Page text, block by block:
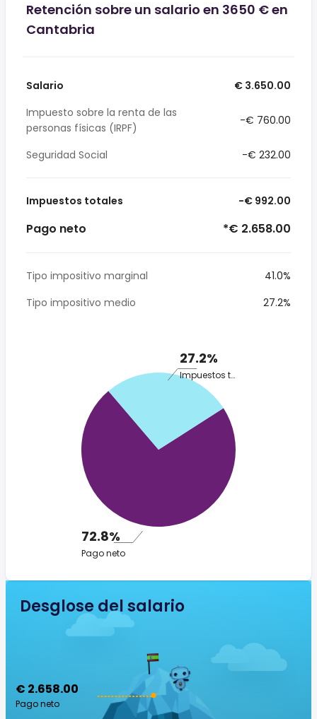
Retención sobre un salario en 3650 € en
Cantabria
Salario
€ 3.650.00
Impuesto sobre la renta de las
personas físicas (IRPF)
-€ 760.00
Seguridad Social -€ 232.00
Impuestos totales -€ 992.00
Pago neto *€ 2.658.00
Tipo impositivo marginal
41.0%
Tipo impositivo medio
27.2%
27.2%
Impuestos totales
72.8%
Pago neto
Desglose del salario
€ 2.658.00
Pago neto